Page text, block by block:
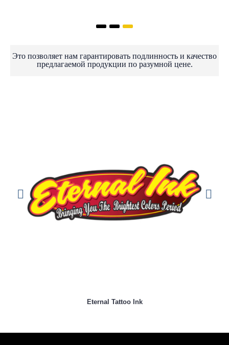
Это позволяет нам гарантировать подлинность и качество
предлагаемой продукции по разумной цене.
Eternal Tattoo Ink